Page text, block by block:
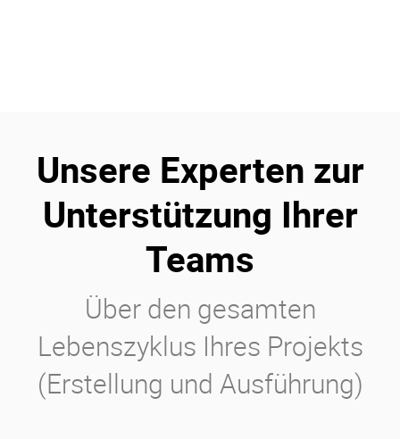
Unsere Experten zur
Unterstützung Ihrer
Teams
Über den gesamten
Lebenszyklus Ihres Projekts
(Erstellung und Ausführung)